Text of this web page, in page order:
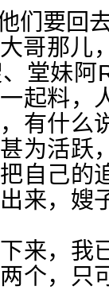
要回
那儿
堂妹阿
起料，
有什么
为活跃
自己的
来，嫂
，我
个，只